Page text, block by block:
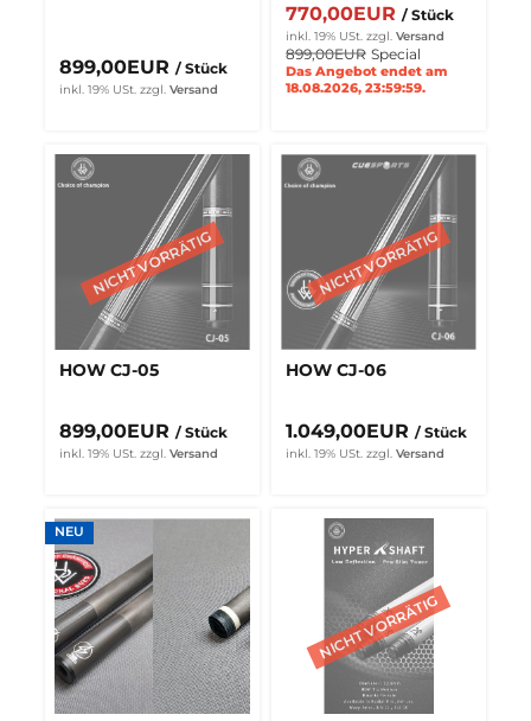
899,00EUR / Stück
inkl. 19% USt. zzgl. Versand
770,00EUR / Stück
inkl. 19% USt. zzgl. Versand
899,00EUR Special
Das Angebot endet am
18.08.2026, 23:59:59.
HOW CJ-05
899,00EUR / Stück
inkl. 19% USt. zzgl. Versand
HOW CJ-06
1.049,00EUR / Stück
inkl. 19% USt. zzgl. Versand
NEU